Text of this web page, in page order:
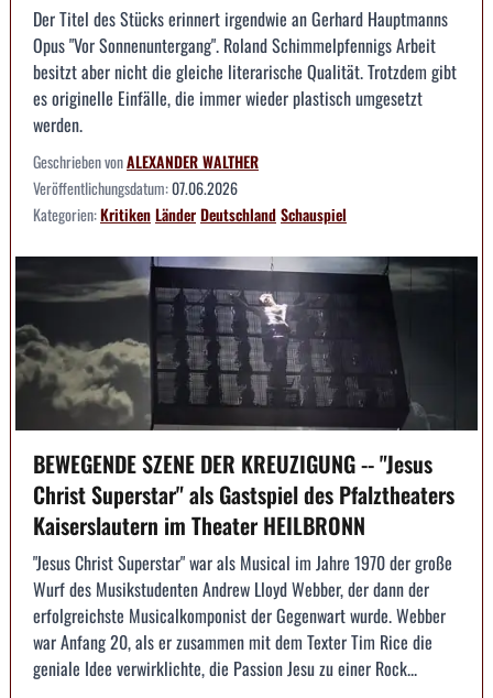
Der Titel des Stücks erinnert irgendwie an Gerhard Hauptmanns
Opus "Vor Sonnenuntergang". Roland Schimmelpfennigs Arbeit
besitzt aber nicht die gleiche literarische Qualität. Trotzdem gibt
es originelle Einfälle, die immer wieder plastisch umgesetzt
werden.
Geschrieben vonALEXANDER WALTHER
Veröffentlichungsdatum:07.06.2026
Kategorien:KritikenLänderDeutschlandSchauspiel
BEWEGENDE SZENE DER KREUZIGUNG -- "Jesus
Christ Superstar" als Gastspiel des Pfalztheaters
Kaiserslautern im Theater HEILBRONN
"Jesus Christ Superstar" war als Musical im Jahre 1970 der große
Wurf des Musikstudenten Andrew Lloyd Webber, der dann der
erfolgreichste Musicalkomponist der Gegenwart wurde. Webber
war Anfang 20, als er zusammen mit dem Texter Tim Rice die
geniale Idee verwirklichte, die Passion Jesu zu einer Rock...